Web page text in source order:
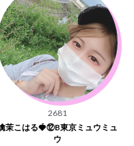
2681
茉こはる🍓⑫B東京ミュウミュ
ウ